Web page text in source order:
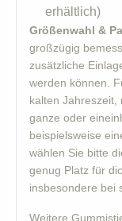
erhältlich)
Größenwahl &
großzügig
zusätzliche
werden können.
kalten Jahreszeit,
ganze oder
beispielsweise
wählen Sie bitte
genug Platz für
insbesondere bei
Weitere